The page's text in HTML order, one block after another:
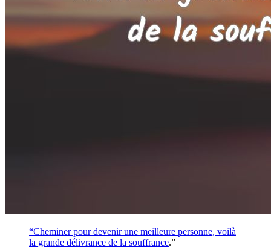
“Cheminer pour devenir une meilleure personne, voilà
la grande délivrance de la souffrance.”